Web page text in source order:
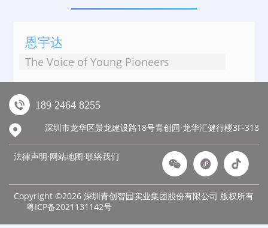
恩宇达
The Voice of Young Pioneers
189 2464 8255
深圳市龙华区景龙建设路18号青创园·龙华汇健行楼3F-318
法律声明·网站地图·联络我们
Copyright ©2026 深圳青创智园实业集团股份有限公司 版权所有
粤ICP备2021131142号